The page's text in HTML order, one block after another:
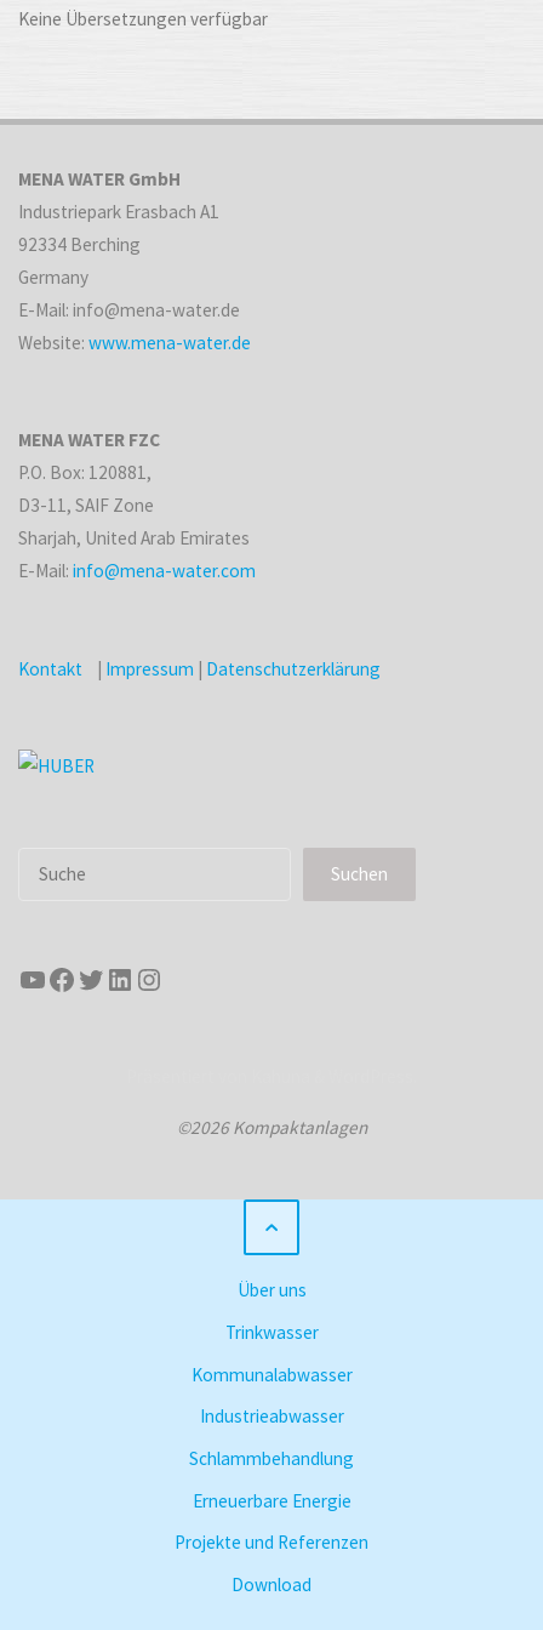
Keine Übersetzungen verfügbar
MENA WATER GmbH
Industriepark Erasbach A1
92334 Berching
Germany
E-Mail: info@mena-water.de
Website:www.mena-water.de
MENA WATER FZC
P.O. Box: 120881,
D3-11, SAIF Zone
Sharjah, United Arab Emirates
E-Mail:info@mena-water.com
Kontakt | Impressum | Datenschutzerklärung
Suchen Suchen
YouTube
Facebook
Twitter
LinkedIn
Instagram
©2026 Kompaktanlagen
Über uns
Trinkwasser
Kommunalabwasser
Industrieabwasser
Schlammbehandlung
Erneuerbare Energie
Projekte und Referenzen
Download